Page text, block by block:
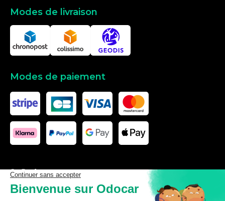
Modes de livraison
Modes de paiement
Les données affichées ici, particulièrement la base de donnée
complète, ne doivent pas être copiées. Il est interdit d’exploiter les
données ou la base de données complète, de laisser un tiers les